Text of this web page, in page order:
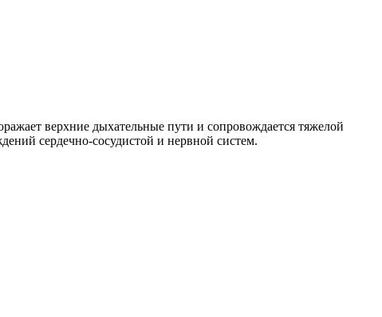
верхние дыхательные пути и сопровождается тяжелой
сердечно-сосудистой и нервной систем.